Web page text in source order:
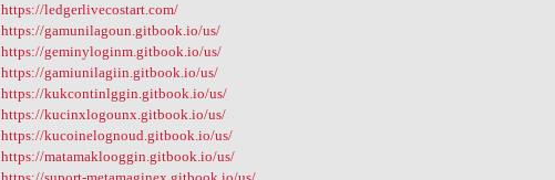
https://ledgerlivecostart.com
https://ledgerlivecostart.com/
https://gamunilagoun.gitbook.io/us/
https://geminyloginm.gitbook.io/us/
https://gamiunilagiin.gitbook.io/us/
https://kukcontinlggin.gitbook.io/us/
https://kucinxlogounx.gitbook.io/us/
https://kucoinelognoud.gitbook.io/us/
https://matamaklooggin.gitbook.io/us/